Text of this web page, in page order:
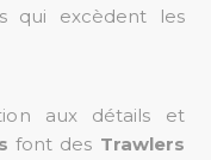
qui excèdent les
aux détails et
font des Trawlers